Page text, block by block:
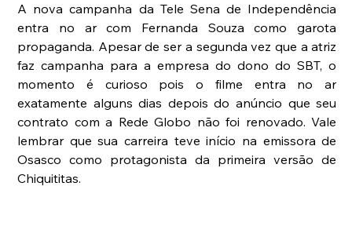
A nova campanha da Tele Sena de Independência
entra no ar com Fernanda Souza como garota
propaganda. Apesar de ser a segunda vez que a atriz
faz campanha para a empresa do dono do SBT, o
momento é curioso pois o filme entra no ar
exatamente alguns dias depois do anúncio que seu
contrato com a Rede Globo não foi renovado. Vale
lembrar que sua carreira teve início na emissora de
Osasco como protagonista da primeira versão de
Chiquititas.